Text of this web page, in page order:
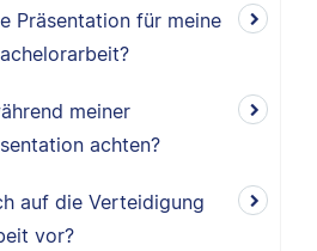
Präsentation für meine
meiner
achten?
auf die Verteidigung
vor?